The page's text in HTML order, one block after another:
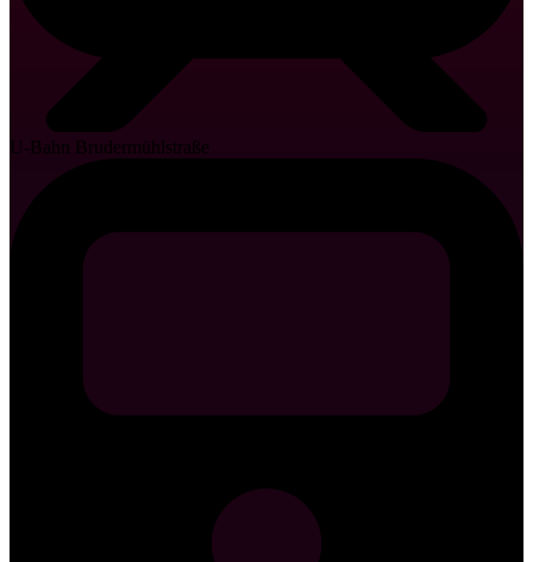
U-Bahn Brudermühlstraße